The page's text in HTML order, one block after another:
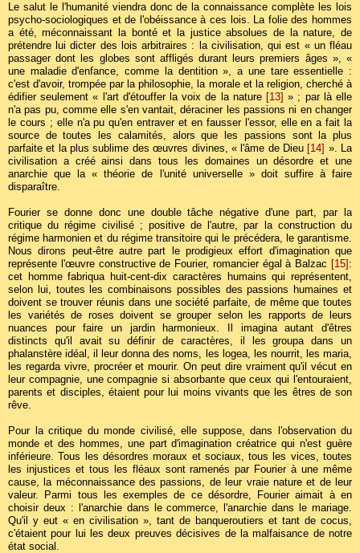
Le salut le l'humanité viendra donc de la connaissance complète les lois
psycho-sociologiques et de l'obéissance à ces lois. La folie des hommes
a été, méconnaissant la bonté et la justice absolues de la nature, de
prétendre lui dicter des lois arbitraires : la civilisation, qui est « un fléau
passager dont les globes sont affligés durant leurs premiers âges », «
une maladie d'enfance, comme la dentition », a une tare essentielle :
c'est d'avoir, trompée par la philosophie, la morale et la religion, cherché à
édifier seulement « l'art d'étouffer la voix de la nature [13] » ; par là elle
n'a pas pu, comme elle s'en vantait, déraciner les passions ni en changer
le cours ; elle n'a pu qu'en entraver et en fausser l'essor, elle en a fait la
source de toutes les calamités, alors que les passions sont la plus
parfaite et la plus sublime des œuvres divines, « l'âme de Dieu [14] ». La
civilisation a créé ainsi dans tous les domaines un désordre et une
anarchie que la « théorie de l'unité universelle » doit suffire à faire
disparaître.
Fourier se donne donc une double tâche négative d'une part, par la
critique du régime civilisé ; positive de l'autre, par la construction du
régime harmonien et du régime transitoire qui le précédera, le garantisme.
Nous dirons peut-être autre part le prodigieux effort d'imagination que
représente l'œuvre constructive de Fourier, romancier égal à Balzac [15] :
cet homme fabriqua huit-cent-dix caractères humains qui représentent,
selon lui, toutes les combinaisons possibles des passions humaines et
doivent se trouver réunis dans une société parfaite, de même que toutes
les variétés de roses doivent se grouper selon les rapports de leurs
nuances pour faire un jardin harmonieux. Il imagina autant d'êtres
distincts qu'il avait su définir de caractères, il les groupa dans un
phalanstère idéal, il leur donna des noms, les logea, les nourrit, les maria,
les regarda vivre, procréer et mourir. On peut dire vraiment qu'il vécut en
leur compagnie, une compagnie si absorbante que ceux qui l'entouraient,
parents et disciples, étaient pour lui moins vivants que les êtres de son
rêve.
Pour la critique du monde civilisé, elle suppose, dans l'observation du
monde et des hommes, une part d'imagination créatrice qui n'est guère
inférieure. Tous les désordres moraux et sociaux, tous les vices, toutes
les injustices et tous les fléaux sont ramenés par Fourier à une même
cause, la méconnaissance des passions, de leur vraie nature et de leur
valeur. Parmi tous les exemples de ce désordre, Fourier aimait à en
choisir deux : l'anarchie dans le commerce, l'anarchie dans le mariage.
Qu'il y eut « en civilisation », tant de banqueroutiers et tant de cocus,
c'étaient pour lui les deux preuves décisives de la malfaisance de notre
état social.